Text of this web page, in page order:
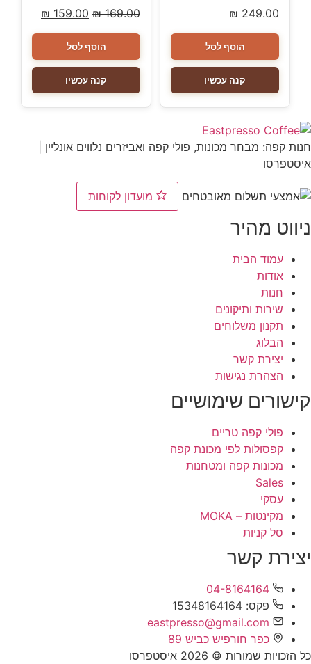
₪ 249.00
הוסף לסל
קנה עכשיו
₪169.00
₪ 159.00
הוסף לסל
קנה עכשיו
חנות קפה: מבחר מכונות, פולי קפה ואביזרים נלווים אונליין |
איסטפרסו
ניווט מהיר
עמוד הבית
אודות
חנות
שירות ותיקונים
תקנון משלוחים
הבלוג
יצירת קשר
הצהרת נגישות
קישורים שימושיים
פולי קפה טריים
קפסולות לפי מכונת קפה
מכונות קפה ומטחנות
Sales
עסקי
מקינטות – MOKA
סל קניות
יצירת קשר
04-8164164
פקס: 15348164164
eastpresso@gmail.com
כפר חורפיש כביש 89
כל הזכויות שמורות © 2026 איסטפרסו